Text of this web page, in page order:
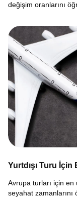
değişim oranlarını
Yurtdışı Turu İçin
Avrupa turları için
seyahat zamanlarını